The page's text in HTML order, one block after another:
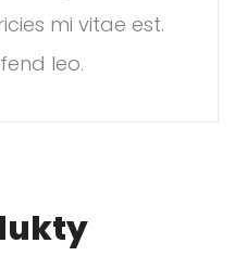
mi vitae est.
leo.